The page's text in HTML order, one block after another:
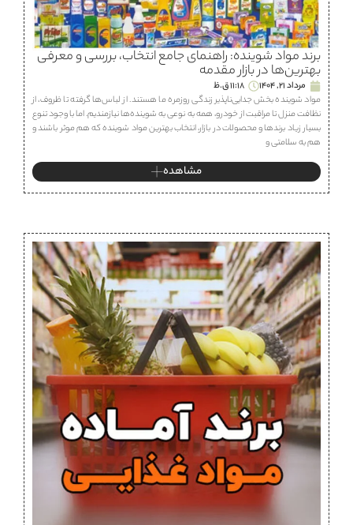
برند مواد شوینده: راهنمای جامع انتخاب، بررسی و معرفی
بهترین‌ها در بازار مقدمه
مرداد 21, 1404
11:18 ق.ظ
مواد شوینده بخش جدایی‌ناپذیر زندگی روزمره ما هستند. از لباس‌ها گرفته تا ظروف، از
نظافت منزل تا مراقبت از خودرو، همه به نوعی به شوینده‌ها نیازمندیم. اما با وجود تنوع
بسیار زیاد برندها و محصولات در بازار، انتخاب بهترین مواد شوینده که هم موثر باشند و
هم به سلامتی و
مشاهده